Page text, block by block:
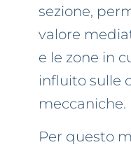
sezione,
valore
e le zone in
influito sulle
meccaniche.
Per questo